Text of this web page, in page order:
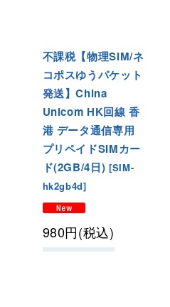
不課税【物理SIM/ネ
コポスゆうパケット
発送】China
Unicom HK回線 香
港 データ通信専用
プリペイドSIMカー
ド(2GB/4日) [SIM-
hk2gb4d]
980円(税込)